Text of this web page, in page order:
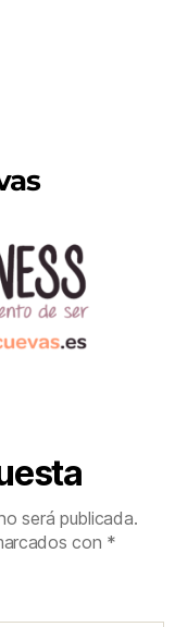
será publicada.
con *